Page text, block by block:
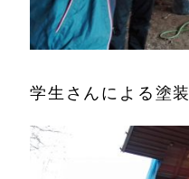
学生さんによる塗装